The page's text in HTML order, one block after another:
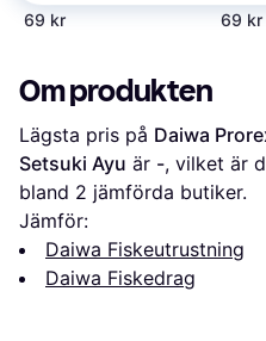
Perch
69 kr 69 kr
Om produkten
Lägsta pris på Daiwa
Setsuki Ayu är -, vilket är
bland 2 jämförda butiker.
Jämför:
Daiwa Fiskeutrustning
Daiwa Fiskedrag